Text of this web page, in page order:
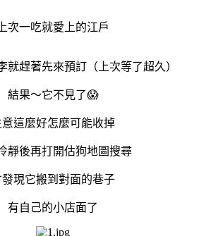
上次一吃就愛上的江戶
就趕著先來預訂（上次等了超久）
結果～它不見了😱
意這麼好怎麼可能收掉
靜後再打開估狗地圖搜尋
發現它搬到對面的巷子
有自己的小店面了